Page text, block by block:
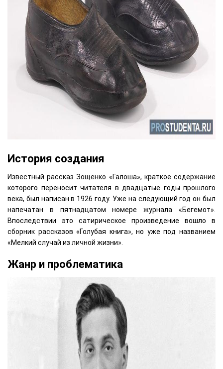
История создания
Известный рассказ Зощенко «Галоша», краткое содержание
которого переносит читателя в двадцатые годы прошлого
века, был написан в 1926 году. Уже на следующий год он был
напечатан в пятнадцатом номере журнала «Бегемот».
Впоследствии это сатирическое произведение вошло в
сборник рассказов «Голубая книга», но уже под названием
«Мелкий случай из личной жизни».
Жанр и проблематика